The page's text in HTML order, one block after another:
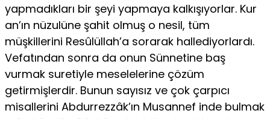
yapmadıkları bir şeyi yapmaya kalkışıyorlar. Kur
an’ın nüzulüne şahit olmuş o nesil, tüm
müşkillerini Resûlüllah’a sorarak hallediyorlardı.
Vefatından sonra da onun Sünnetine baş
vurmak suretiyle meselelerine çözüm
getirmişlerdir. Bunun sayısız ve çok çarpıcı
misallerini Abdurrezzâk’ın Musannef inde bulmak